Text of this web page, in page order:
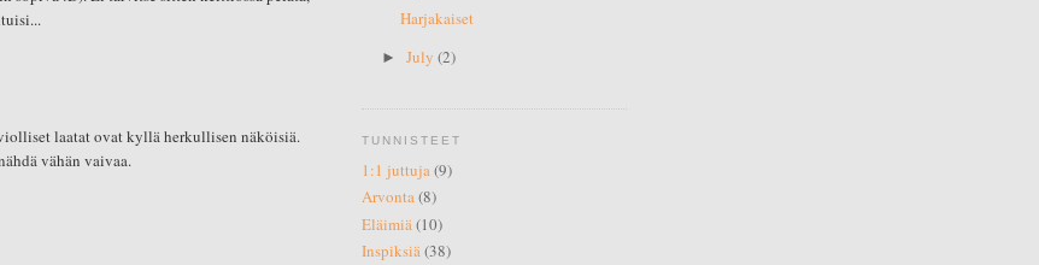
laatat ovat kyllä herkullisen näköisiä.
vähän vaivaa.
Harjakaiset
► July (2)
TUNNISTEET
1:1 juttuja(9)
Arvonta(8)
Eläimiä (10)
Inspiksiä(38)